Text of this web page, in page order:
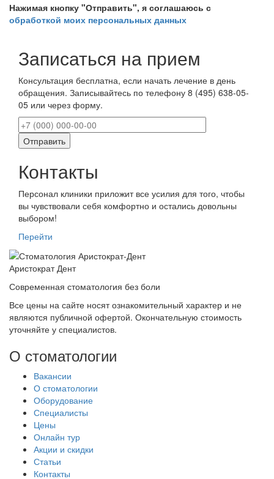
Нажимая кнопку "Отправить", я соглашаюсь с
обработкой моих персональных данных
Записаться на прием
Консультация бесплатна, если начать лечение в день
обращения. Записывайтесь по телефону 8 (495) 638-05-
05 или через форму.
Контакты
Персонал клиники приложит все усилия для того, чтобы
вы чувствовали себя комфортно и остались довольны
выбором!
Перейти
АристократДент
Современная стоматология без боли
Все цены на сайте носят ознакомительный характер и не
являются публичной офертой. Окончательную стоимость
уточняйте у специалистов.
О стоматологии
Вакансии
О стоматологии
Оборудование
Специалисты
Цены
Онлайн тур
Акции и скидки
Статьи
Контакты